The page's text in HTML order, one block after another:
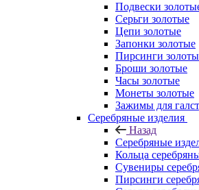
Подвески
Серьги золотые
Цепи золотые
Запонки золотые
Пирсинги
Броши золотые
Часы золотые
Монеты золотые
Зажимы для
Серебряные изделия
Назад
Серебряные
Кольца
Сувениры
Пирсинги